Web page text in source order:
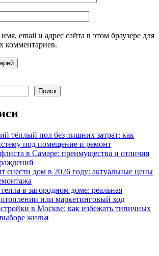
email и адрес сайта в этом браузере для
комментариев.
Поиск
тёплый пол без лишних затрат: как
под помещение и ремонт
в Самаре: преимущества и отличия
снести дом в 2026 году: актуальные цены
в загородном доме: реальная
или маркетинговый ход
в Москве: как избежать типичных
жилья